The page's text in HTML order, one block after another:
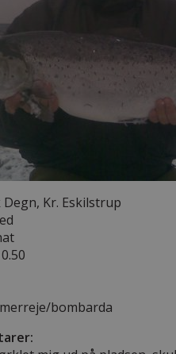
Kr. Eskilstrup
bombarda